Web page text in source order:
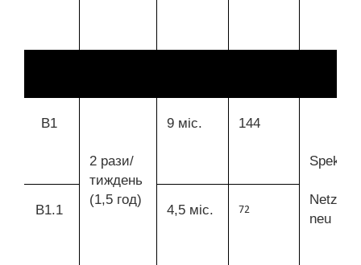
В1
2 рази/
тиждень
(1,5 год)
9 міс. 144
neu
В1.1 4,5 міс. 72